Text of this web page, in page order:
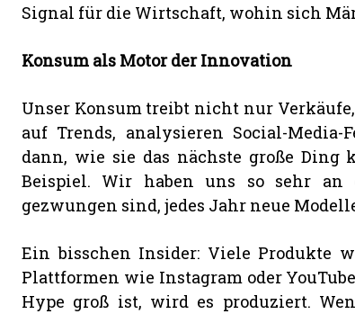
Signal für die Wirtschaft, wohin sich
Konsum als Motor der Innovation
Unser Konsum treibt nicht nur
auf Trends, analysieren Social-Media-
dann, wie sie das nächste große Ding
Beispiel. Wir haben uns so sehr an
gezwungen sind, jedes Jahr neue
Ein bisschen Insider: Viele Produkte
Plattformen wie Instagram oder
Hype groß ist, wird es produziert.